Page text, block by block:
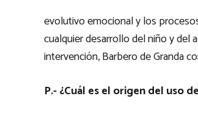
evolutivo emocional y los
cualquier desarrollo del niño y
intervención, Barbero de Granda
P.- ¿Cuál es el origen del uso